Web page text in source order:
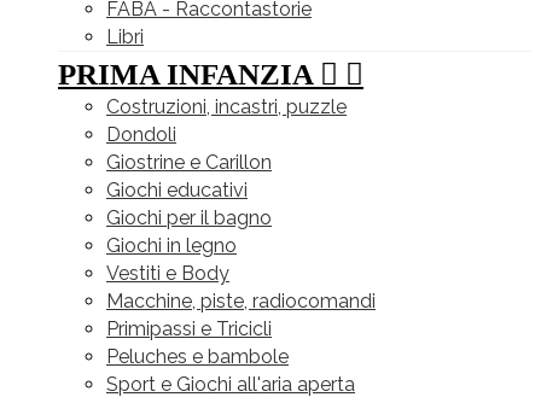
FABA - Raccontastorie
Libri
PRIMA INFANZIA  
Costruzioni, incastri, puzzle
Dondoli
Giostrine e Carillon
Giochi educativi
Giochi per il bagno
Giochi in legno
Vestiti e Body
Macchine, piste, radiocomandi
Primipassi e Tricicli
Peluches e bambole
Sport e Giochi all'aria aperta